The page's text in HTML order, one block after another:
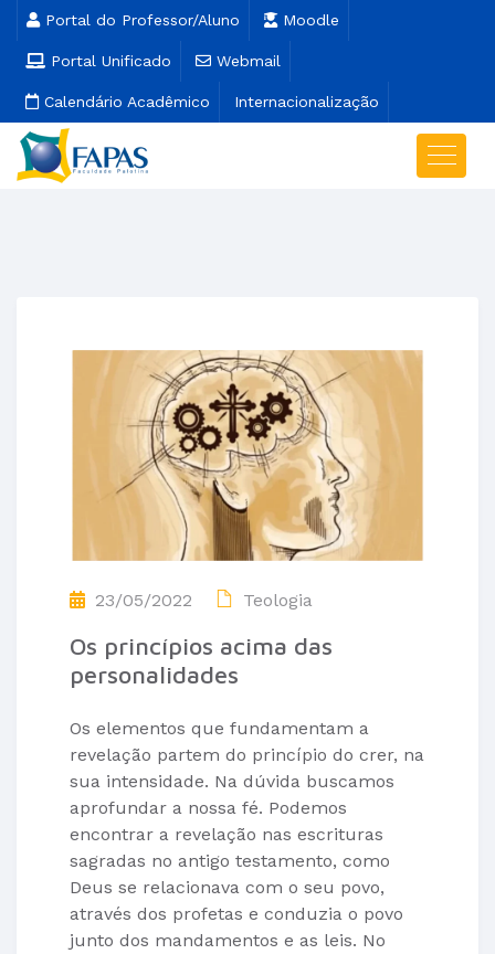
Portal do Professor/Aluno Moodle
Portal Unificado Webmail
Calendário Acadêmico Internacionalização
23/05/2022 Teologia
Os princípios acima das
personalidades
Os elementos que fundamentam a
revelação partem do princípio do crer, na
sua intensidade. Na dúvida buscamos
aprofundar a nossa fé. Podemos
encontrar a revelação nas escrituras
sagradas no antigo testamento, como
Deus se relacionava com o seu povo,
através dos profetas e conduzia o povo
junto dos mandamentos e as leis. No